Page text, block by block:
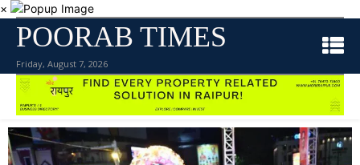
×
POORAB TIMES
Friday, August 7, 2026